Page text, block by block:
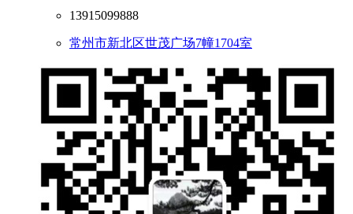
13915099888
常州市新北区世茂广场7幢1704室